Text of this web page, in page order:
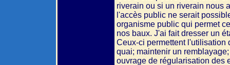
riverain ou si un riverain nous
l'accès public ne serait
organisme public qui permet
nos baux. J'ai fait dresser un
Ceux-ci permettent l'utilisation
quai; maintenir un
ouvrage de régularisation des